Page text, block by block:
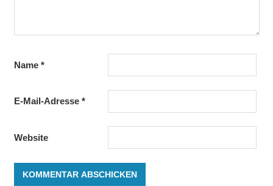
Name *
E-Mail-Adresse *
Website